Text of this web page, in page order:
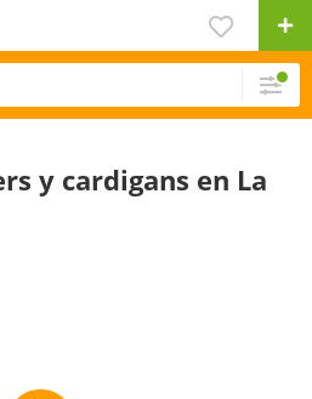
y cardigans en La